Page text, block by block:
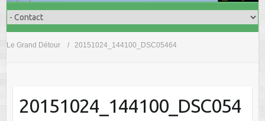
Le Grand Détour 20151024_144100_DSC05464
20151024_144100_DSC054